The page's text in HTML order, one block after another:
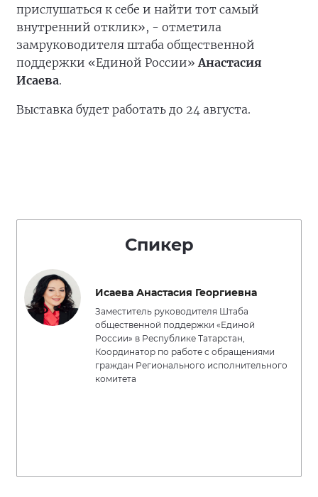
прислушаться к себе и найти тот самый
внутренний отклик», - отметила
замруководителя штаба общественной
поддержки «Единой России» Анастасия
Исаева.
Выставка будет работать до 24 августа.
Спикер
Исаева Анастасия Георгиевна
Заместитель руководителя Штаба
общественной поддержки «Единой
России» в Республике Татарстан,
Координатор по работе с обращениями
граждан Регионального исполнительного
комитета